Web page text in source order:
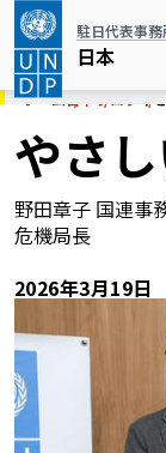
ン
コ
テ
ツ
に
移
動
駐日代表事務
日本
ホーム
やさ
野田章子 国連事
危機局長
2026年3月19日